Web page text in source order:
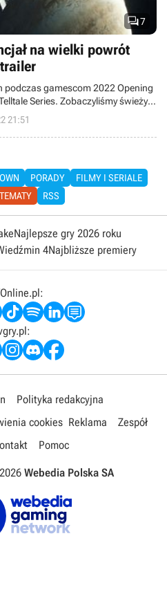
7
na wielki powrót
podczas gamescom 2022 Opening
Series. Zobaczyliśmy świeży
premiery.
21:51
PORADY
FILMY I SERIALE
TEMATY RSS
Najlepsze gry 2026 roku
4Najbliższe premiery
Polityka redakcyjna
cookies Reklama
Zespół
Pomoc
2026 Webedia Polska SA